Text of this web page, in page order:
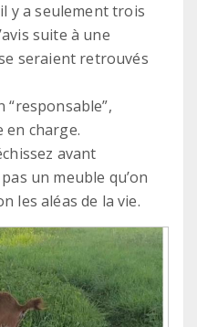
y a seulement trois
suite à une
seraient retrouvés
“responsable”,
en charge.
avant
un meuble qu’on
les aléas de la vie.